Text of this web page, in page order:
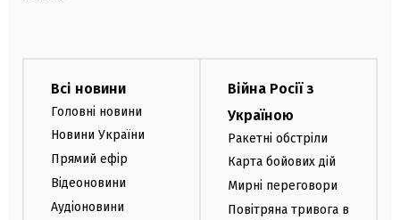
Всі новини
Головні новини
Новини України
Прямий ефір
Відеоновини
Аудіоновини
Війна Росії з
Україною
Ракетні обстріли
Карта бойових дій
Мирні переговори
Повітряна тривога в